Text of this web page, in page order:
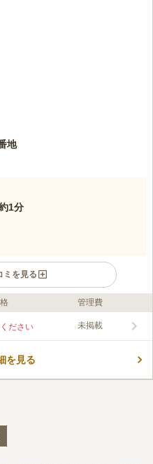
地
1分
ミを見る
のどかな雰囲気の中で、故人と
的な負担を後世に引き継がなくて
管理費
ださい 未掲載
を見る